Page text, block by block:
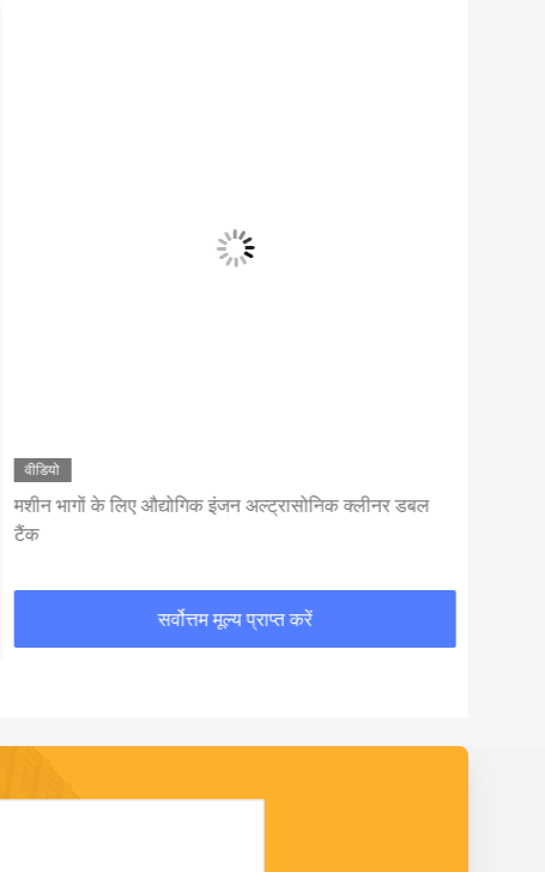
वीडियो
मशीन भागों के लिए औद्योगिक इंजन अल्ट्रासोनिक क्लीनर डबल
टैंक
सर्वोत्तम मूल्य प्राप्त करें